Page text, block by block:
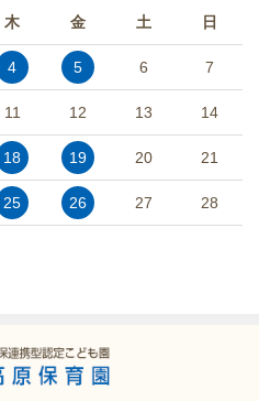
木 金 土 日
4 5 6 7
11 12 13 14
18 19 20 21
25 26 27 28